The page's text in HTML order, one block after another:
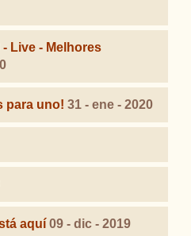
- Live - Melhores
para uno! 31 - ene - 2020
aquí 09 - dic - 2019